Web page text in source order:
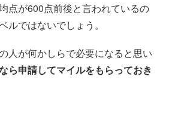
点が600点前後と言われているの
ルではないでしょう。
人が何かしらで必要になると思い
ら申請してマイルをもらっておき